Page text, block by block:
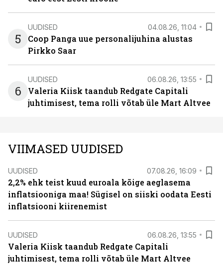
5
UUDISED 04.08.26, 11:04
Coop Panga uue personalijuhina alustas
Pirkko Saar
6
UUDISED 06.08.26, 13:55
Valeria Kiisk taandub Redgate Capitali
juhtimisest, tema rolli võtab üle Mart Altvee
VIIMASED UUDISED
UUDISED 07.08.26, 16:09
2,2% ehk teist kuud euroala kõige aeglasema
inflatsiooniga maa! Sügisel on siiski oodata Eesti
inflatsiooni kiirenemist
UUDISED 06.08.26, 13:55
Valeria Kiisk taandub Redgate Capitali
juhtimisest, tema rolli võtab üle Mart Altvee